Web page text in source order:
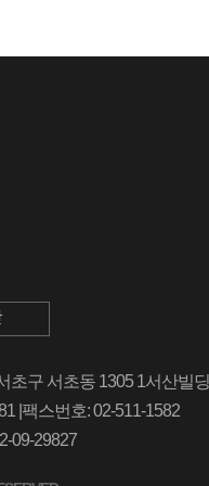
초구 서초동 1305 1서산빌
|팩스번호: 02-511-1582
09-29827